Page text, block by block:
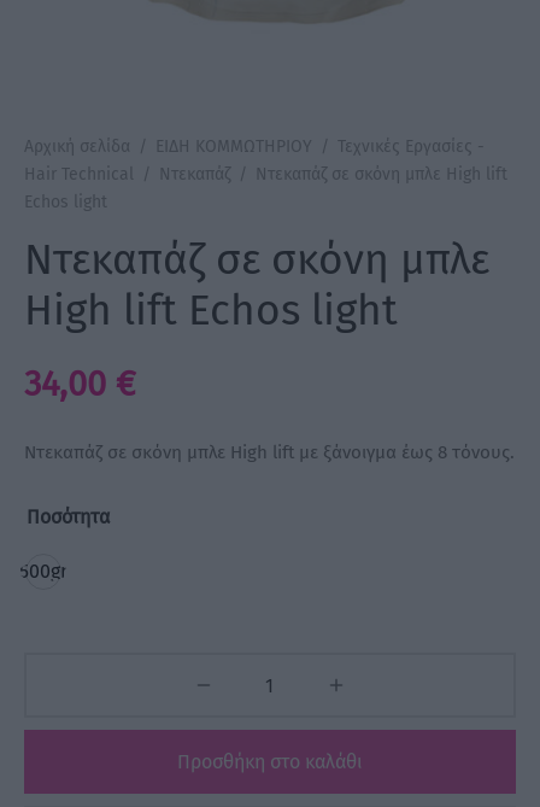
Αρχική σελίδα / ΕΙΔΗ ΚΟΜΜΩΤΗΡΙΟΥ / Τεχνικές Εργασίες -
Hair Technical
/ Ντεκαπάζ /
Ντεκαπάζ σε σκόνη μπλε High lift
Echos light
Ντεκαπάζ σε σκόνη μπλε
High lift Echos light
34,00 €
Ντεκαπάζ σε σκόνη μπλε High lift με ξάνοιγμα έως 8 τόνους.
Ποσότητα
500gr
Προσθήκη στο καλάθι
Xanitalia